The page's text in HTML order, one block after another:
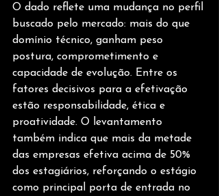
O dado reflete uma mudança no perfil
buscado pelo mercado: mais do que
domínio técnico, ganham peso
postura, comprometimento e
capacidade de evolução. Entre os
fatores decisivos para a efetivação
estão responsabilidade, ética e
proatividade. O levantamento
também indica que mais da metade
das empresas efetiva acima de 50%
dos estagiários, reforçando o estágio
como principal porta de entrada no